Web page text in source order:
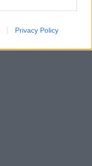
Privacy Policy